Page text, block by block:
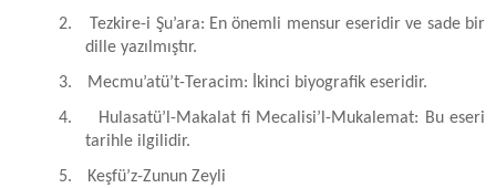
2.
Tezkire-i Şu’ara: En önemli mensur eseridir ve sade bir
dille yazılmıştır.
3.
Mecmu’atü’t-Teracim: İkinci biyografik eseridir.
4.
Hulasatü’l-Makalat fi Mecalisi’l-Mukalemat: Bu eseri
tarihle ilgilidir.
5.
Keşfü’z-Zunun Zeyli